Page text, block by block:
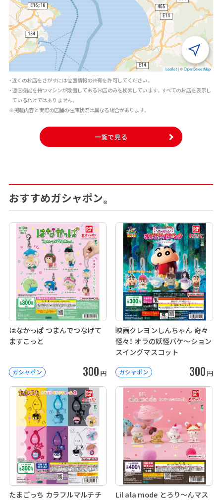
Leaflet |©OpenStreetMap
・近くのお店をさがすには位置情報の共有を許可してください。
・通信機能を持つマシンが設置してあるお店のみを検索しています。すべてのお店を表示し
ているわけではありません。
※掲載内容と実際の店舗の在庫状況は異なる場合があります。
一覧で見る
おすすめガシャポン®
はなかっぱ つまんでつなげて
ますこっと
ガシャポン 300 円
映画クレヨンしんちゃん 奇々
怪々！ オラの妖怪バケ～ション
スイングマスコット
ガシャポン 300 円
たまごっち カラフルマルチチ
Lil ala mode とろり～んマス